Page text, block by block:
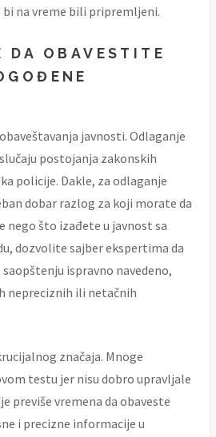
na vreme bili pripremljeni.
DA OBAVESTITE
javnosti. Odlaganje
postojanja zakonskih
policije. Dakle, za odlaganje
dobar razlog za koji morate da
nego što izađete u javnost sa
dozvolite sajber ekspertima da
saopštenju ispravno navedeno,
nepreciznih ili netačnih
značaja. Mnoge
testu jer nisu dobro upravljale
previše vremena da obaveste
i precizne informacije u